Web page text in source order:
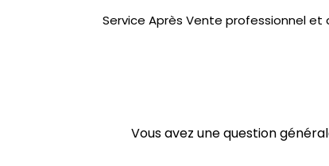
Service Après Vente professionnel
Vous avez une question